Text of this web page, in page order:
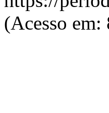
(Acesso